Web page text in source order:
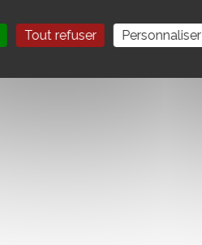
Tout refuser Personnaliser